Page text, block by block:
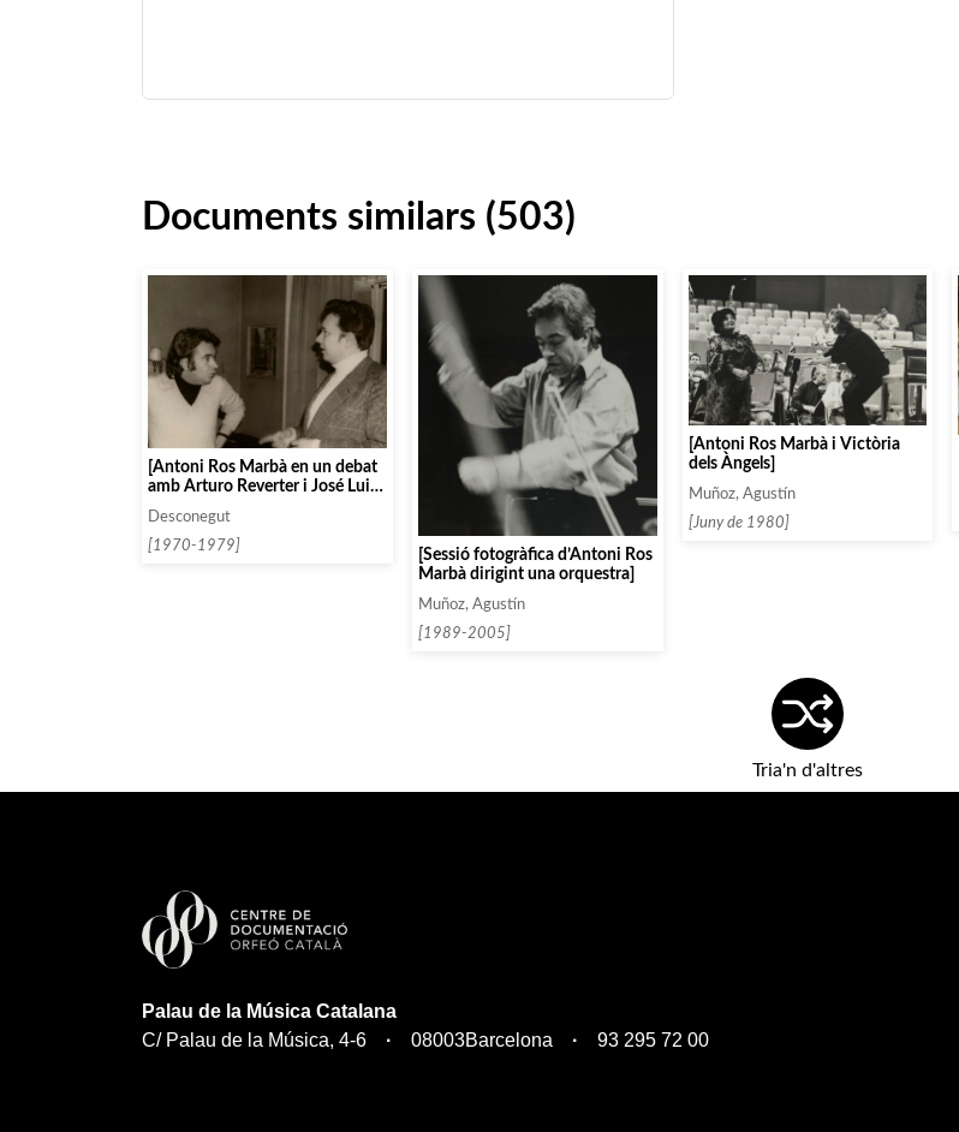
Documents similars (503)
[Antoni Ros Marbà en un debat
amb Arturo Reverter i José Luis
Desconegut
[1970-1979]
[Sessió fotogràfica d’Antoni Ros
Marbà dirigint una orquestra]
Muñoz, Agustín
[1989-2005]
[Antoni Ros Marbà i Victòria
dels Àngels]
Muñoz, Agustín
[Juny de 1980]
Tria'n d'altres
Palau de la Música Catalana
C/ Palau de la Música, 4-6
08003Barcelona 93 295 72 00